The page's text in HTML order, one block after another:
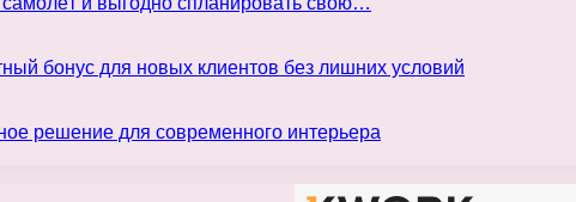
бонус для новых клиентов без лишних условий
решение для современного интерьера